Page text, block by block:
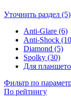
Уточнить раздел (5)
Anti-Glare (6)
Anti-Shock
Diamond (5)
Spolky (30)
Для
Фильтр по
По рейтингу